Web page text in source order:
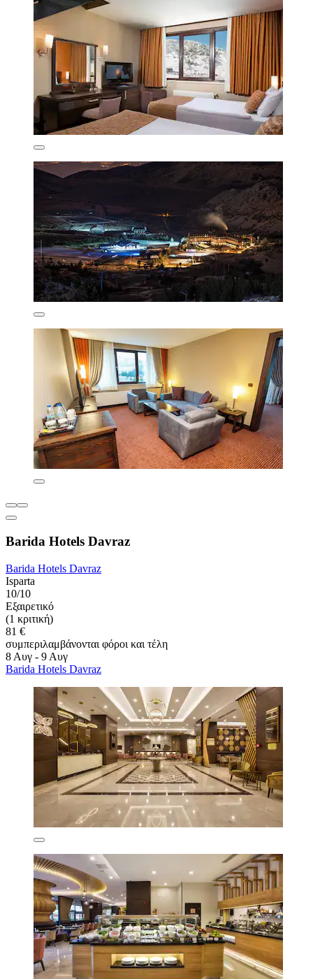
Barida Hotels Davraz
Barida Hotels Davraz
Isparta
10/10
Εξαιρετικό
(1 κριτική)
81 €
συμπεριλαμβάνονται φόροι και τέλη
8 Αυγ - 9 Αυγ
Barida Hotels Davraz